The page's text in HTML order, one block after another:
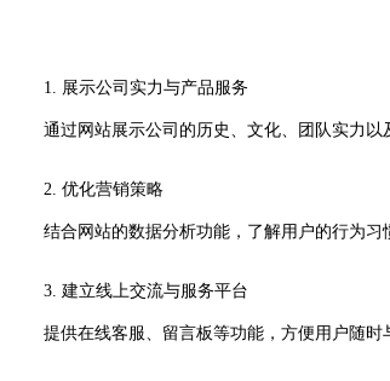
1. 展示公司实力与产品服务
通过网站展示公司的历史、文化、团队实力以
2. 优化营销策略
结合网站的数据分析功能，了解用户的行为习
3. 建立线上交流与服务平台
提供在线客服、留言板等功能，方便用户随时